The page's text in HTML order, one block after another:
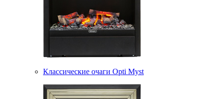
Классические очаги Opti Myst